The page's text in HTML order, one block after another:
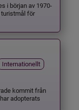
i början av 1970-
turistmål för
Internationellt
kommit från
adopterats